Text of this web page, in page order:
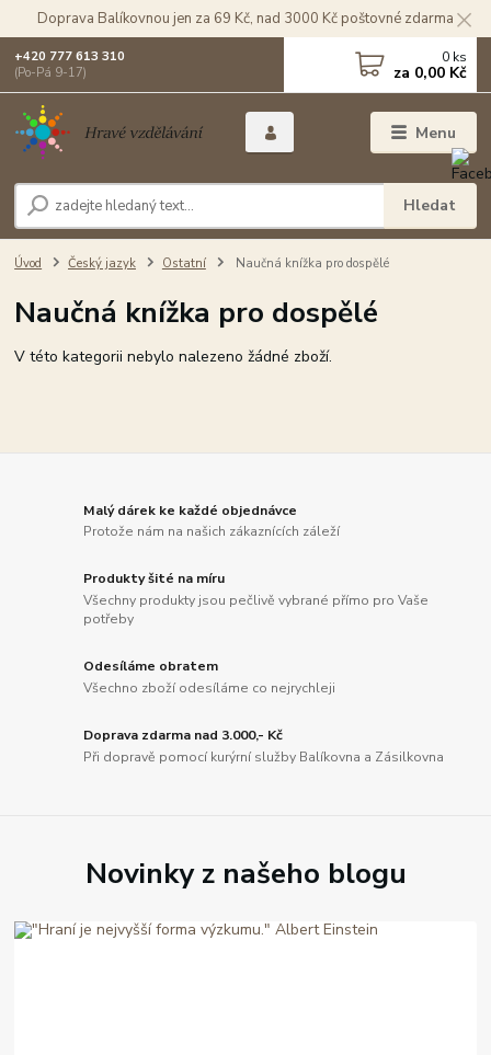
Doprava Balíkovnou jen za 69 Kč, nad 3000 Kč poštovné zdarma
Menu
Hledat
+420 777 613 310
(Po-Pá 9-17)
0 ks
za 0,00 Kč
Úvod Český jazyk Ostatní Naučná knížka pro dospělé
Naučná knížka pro dospělé
V této kategorii nebylo nalezeno žádné zboží.
Malý dárek ke každé objednávce
Protože nám na našich zákaznících záleží
Produkty šité na míru
Všechny produkty jsou pečlivě vybrané přímo pro Vaše
potřeby
Odesíláme obratem
Všechno zboží odesíláme co nejrychleji
Doprava zdarma nad 3.000,- Kč
Při dopravě pomocí kurýrní služby Balíkovna a Zásilkovna
Novinky z našeho blogu